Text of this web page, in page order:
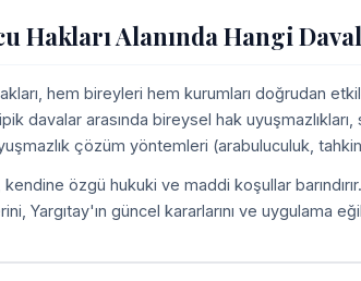
Hakları Alanında Hangi
hem bireyleri hem kurumları doğrudan
davalar arasında bireysel hak
çözüm yöntemleri (arabuluculuk,
özgü hukuki ve maddi koşullar
Yargıtay'ın güncel kararlarını ve uygulama